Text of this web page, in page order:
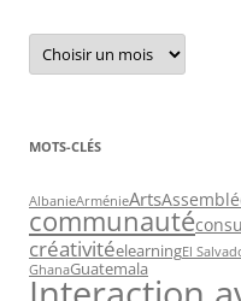
Archives
MOTS-CLÉS
AlbanieArménieArts
communauté
créativitéelearningEl
GhanaGuatemala